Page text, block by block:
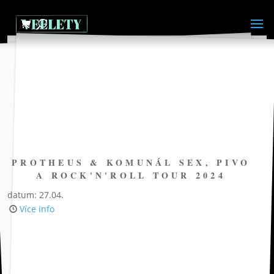
PROTHEUS & KOMUNÁL SEX, PIVO
A ROCK'N'ROLL TOUR 2024
datum: 27.04.
Více info